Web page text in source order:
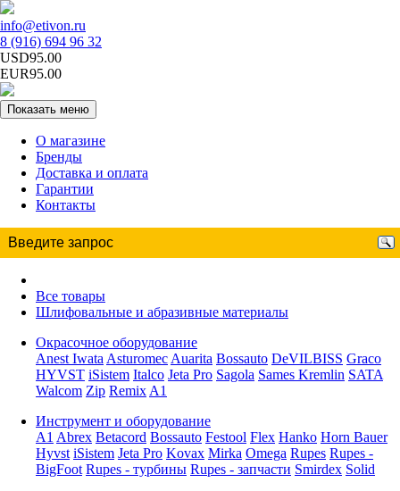
info@etivon.ru
8 (916) 694 96 32
USD95.00
EUR95.00
Показать меню
О магазине
Бренды
Доставка и оплата
Гарантии
Контакты
Все товары
Шлифовальные и абразивные материалы
Окрасочное оборудование
Anest Iwata Asturomec Auarita Bossauto DeVILBISS Graco
HYVST iSistem Italco Jeta Pro Sagola Sames Kremlin SATA
Walcom Zip Remix A1
Инструмент и оборудование
A1 Abrex Betacord Bossauto Festool Flex Hanko Horn Bauer
Hyvst iSistem Jeta Pro Kovax Mirka Omega Rupes Rupes -
BigFoot Rupes - турбины Rupes - запчасти Smirdex Solid